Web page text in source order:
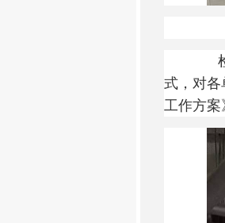
检
式，对各
工作方案